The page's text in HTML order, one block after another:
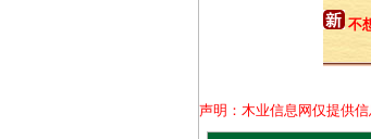
不
声明：木业信息网仅提供